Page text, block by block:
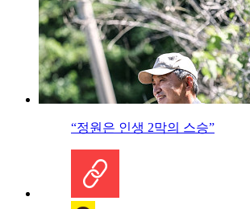
“정원은 인생 2막의 스승”